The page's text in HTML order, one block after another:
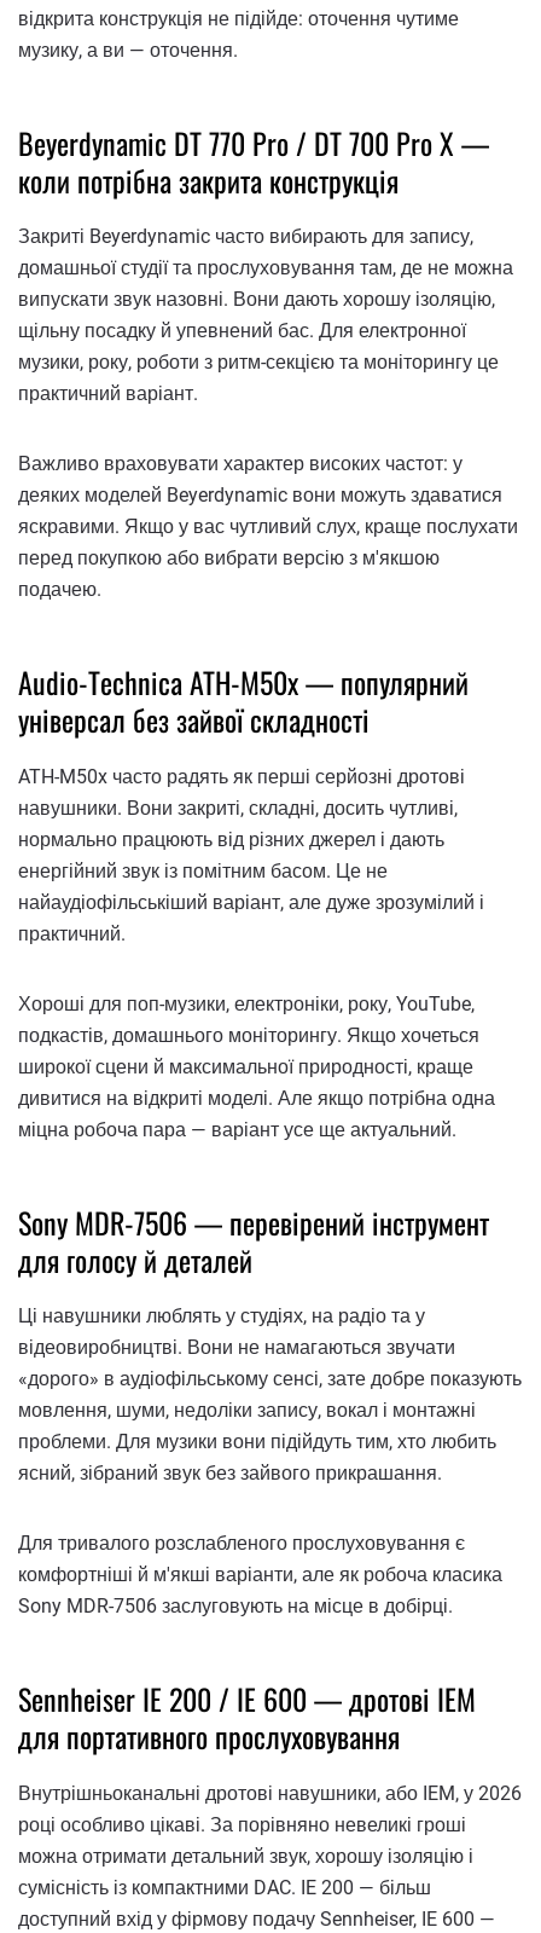
відкрита конструкція не підійде: оточення чутиме
музику, а ви — оточення.
Beyerdynamic DT 770 Pro / DT 700 Pro X —
коли потрібна закрита конструкція
Закриті Beyerdynamic часто вибирають для запису,
домашньої студії та прослуховування там, де не можна
випускати звук назовні. Вони дають хорошу ізоляцію,
щільну посадку й упевнений бас. Для електронної
музики, року, роботи з ритм-секцією та моніторингу це
практичний варіант.
Важливо враховувати характер високих частот: у
деяких моделей Beyerdynamic вони можуть здаватися
яскравими. Якщо у вас чутливий слух, краще послухати
перед покупкою або вибрати версію з м'якшою
подачею.
Audio-Technica ATH-M50x — популярний
універсал без зайвої складності
ATH-M50x часто радять як перші серйозні дротові
навушники. Вони закриті, складні, досить чутливі,
нормально працюють від різних джерел і дають
енергійний звук із помітним басом. Це не
найаудіофільськіший варіант, але дуже зрозумілий і
практичний.
Хороші для поп-музики, електроніки, року, YouTube,
подкастів, домашнього моніторингу. Якщо хочеться
широкої сцени й максимальної природності, краще
дивитися на відкриті моделі. Але якщо потрібна одна
міцна робоча пара — варіант усе ще актуальний.
Sony MDR-7506 — перевірений інструмент
для голосу й деталей
Ці навушники люблять у студіях, на радіо та у
відеовиробництві. Вони не намагаються звучати
«дорого» в аудіофільському сенсі, зате добре показують
мовлення, шуми, недоліки запису, вокал і монтажні
проблеми. Для музики вони підійдуть тим, хто любить
ясний, зібраний звук без зайвого прикрашання.
Для тривалого розслабленого прослуховування є
комфортніші й м'якші варіанти, але як робоча класика
Sony MDR-7506 заслуговують на місце в добірці.
Sennheiser IE 200 / IE 600 — дротові IEM
для портативного прослуховування
Внутрішньоканальні дротові навушники, або IEM, у 2026
році особливо цікаві. За порівняно невеликі гроші
можна отримати детальний звук, хорошу ізоляцію і
сумісність із компактними DAC. IE 200 — більш
доступний вхід у фірмову подачу Sennheiser, IE 600 —